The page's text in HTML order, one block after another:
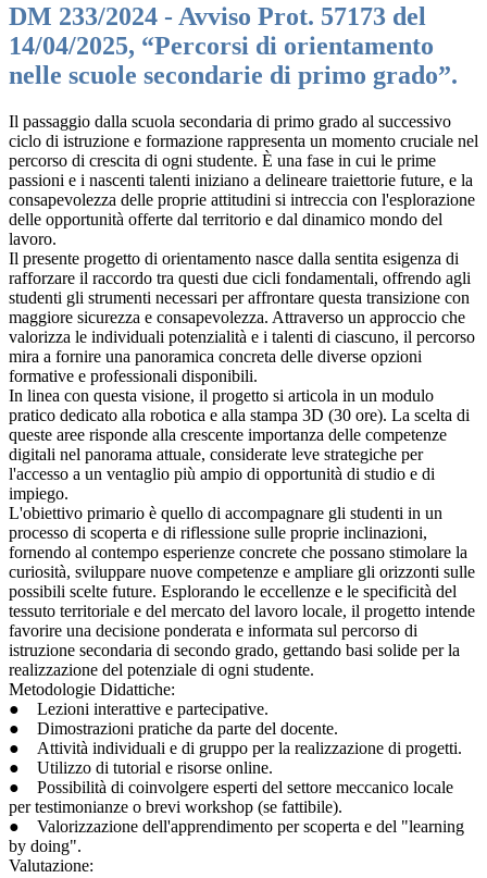
DM 233/2024 - Avviso Prot. 57173 del
14/04/2025, “Percorsi di orientamento
nelle scuole secondarie di primo grado”.
Il passaggio dalla scuola secondaria di primo grado al successivo
ciclo di istruzione e formazione rappresenta un momento cruciale nel
percorso di crescita di ogni studente. È una fase in cui le prime
passioni e i nascenti talenti iniziano a delineare traiettorie future, e la
consapevolezza delle proprie attitudini si intreccia con l'esplorazione
delle opportunità offerte dal territorio e dal dinamico mondo del
lavoro.
Il presente progetto di orientamento nasce dalla sentita esigenza di
rafforzare il raccordo tra questi due cicli fondamentali, offrendo agli
studenti gli strumenti necessari per affrontare questa transizione con
maggiore sicurezza e consapevolezza. Attraverso un approccio che
valorizza le individuali potenzialità e i talenti di ciascuno, il percorso
mira a fornire una panoramica concreta delle diverse opzioni
formative e professionali disponibili.
In linea con questa visione, il progetto si articola in un modulo
pratico dedicato alla robotica e alla stampa 3D (30 ore). La scelta di
queste aree risponde alla crescente importanza delle competenze
digitali nel panorama attuale, considerate leve strategiche per
l'accesso a un ventaglio più ampio di opportunità di studio e di
impiego.
L'obiettivo primario è quello di accompagnare gli studenti in un
processo di scoperta e di riflessione sulle proprie inclinazioni,
fornendo al contempo esperienze concrete che possano stimolare la
curiosità, sviluppare nuove competenze e ampliare gli orizzonti sulle
possibili scelte future. Esplorando le eccellenze e le specificità del
tessuto territoriale e del mercato del lavoro locale, il progetto intende
favorire una decisione ponderata e informata sul percorso di
istruzione secondaria di secondo grado, gettando basi solide per la
realizzazione del potenziale di ogni studente.
Metodologie Didattiche:
● Lezioni interattive e partecipative.
● Dimostrazioni pratiche da parte del docente.
● Attività individuali e di gruppo per la realizzazione di progetti.
● Utilizzo di tutorial e risorse online.
● Possibilità di coinvolgere esperti del settore meccanico locale
per testimonianze o brevi workshop (se fattibile).
● Valorizzazione dell'apprendimento per scoperta e del "learning
by doing".
Valutazione: